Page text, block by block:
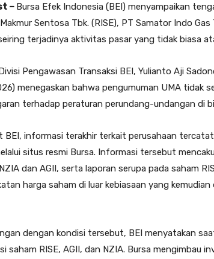
– Bursa Efek Indonesia (BEI) menyampaikan
Sentosa Tbk. (RISE), PT Samator Indo
terjadinya aktivitas pasar yang tidak biasa
Pengawasan Transaksi BEI, Yulianto Aji
menegaskan bahwa pengumuman UMA tidak
terhadap peraturan perundang-undangan di
BEI, informasi terakhir terkait perusahaan
situs resmi Bursa. Informasi tersebut
dan AGII, serta laporan serupa pada saham
harga saham di luar kebiasaan yang
dengan kondisi tersebut, BEI menyatakan
saham RISE, AGII, dan NZIA. Bursa mengimbau